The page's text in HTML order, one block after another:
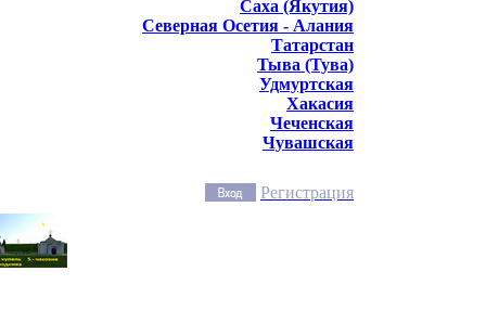
Саха (Якутия)
Северная Осетия - Алания
Татарстан
Тыва (Тува)
Удмуртская
Хакасия
Чеченская
Чувашская
Регистрация